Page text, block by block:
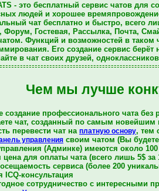
- это бесплатный сервисчатов для
людей и хорошее
чат бесплатно и быстро, всего
, Форум, Гостевая, Рассылка, Почта,
Функций и возможностей в таком
Его создание сервис берёт
в чат своих друзей,
Чем мы лучше
создание профессионального чата без
чат, созданный по самым новейшим
перевести чат на платную основу, тем
управления своим чатом (Вы
(Админке) имеются около
цена для оплаты чата (всего лишь 5$ за
сервиса (более 200
ICQ-консультация
сотрудничество с интересными